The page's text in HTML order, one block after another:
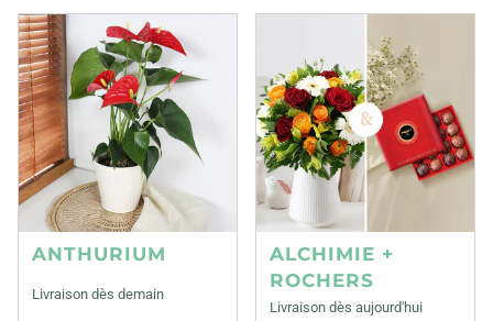
ANTHURIUM
Livraison dès demain
ALCHIMIE +
ROCHERS
Livraison dès aujourd'hui